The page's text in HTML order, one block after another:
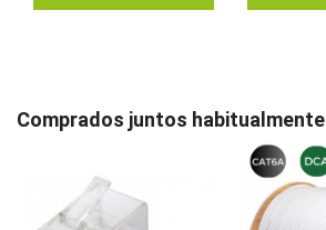
Comprados juntos habitualmente